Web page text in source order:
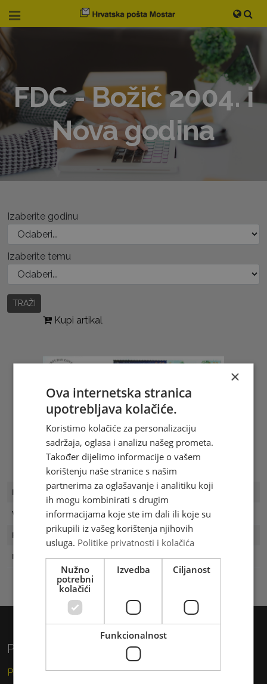
FDC - Božić 2004. i
Nova godina
Izaberite godinu
Izaberite temu
TRAŽI
Kupi artikal
FDC Broj FDC 17/04
Vrijednost 3.00 KM
Prvi dan 04.12.2004
Naklada 400
Privatni korisnici
Pismo
×
Ova internetska stranica
upotrebljava kolačiće.
Koristimo kolačiće za personalizaciju
sadržaja, oglasa i analizu našeg prometa.
Također dijelimo informacije o vašem
korištenju naše stranice s našim
partnerima za oglašavanje i analitiku koji
ih mogu kombinirati s drugim
informacijama koje ste im dali ili koje su
prikupili iz vašeg korištenja njihovih
usluga. Politike privatnosti i kolačića
Nužno
potrebni
kolačići
Izvedba Ciljanost
Funkcionalnost